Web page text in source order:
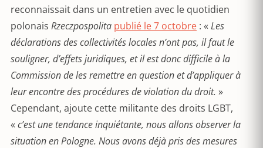
reconnaissait dans un entretien avec le quotidien
polonais Rzeczpospolita publié le 7 octobre : « Les
déclarations des collectivités locales n’ont pas, il faut le
souligner, d’effets juridiques, et il est donc difficile à la
Commission de les remettre en question et d’appliquer à
leur encontre des procédures de violation du droit. »
Cependant, ajoute cette militante des droits LGBT,
« c’est une tendance inquiétante, nous allons observer la
situation en Pologne. Nous avons déjà pris des mesures